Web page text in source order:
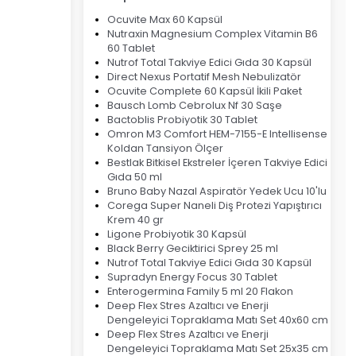
Ocuvite Max 60 Kapsül
Nutraxin Magnesium Complex Vitamin B6
60 Tablet
Nutrof Total Takviye Edici Gıda 30 Kapsül
Direct Nexus Portatif Mesh Nebulizatör
Ocuvite Complete 60 Kapsül İkili Paket
Bausch Lomb Cebrolux Nf 30 Saşe
Bactoblis Probiyotik 30 Tablet
Omron M3 Comfort HEM-7155-E Intellisense
Koldan Tansiyon Ölçer
Bestlak Bitkisel Ekstreler İçeren Takviye Edici
Gıda 50 ml
Bruno Baby Nazal Aspiratör Yedek Ucu 10'lu
Corega Super Naneli Diş Protezi Yapıştırıcı
Krem 40 gr
Ligone Probiyotik 30 Kapsül
Black Berry Geciktirici Sprey 25 ml
Nutrof Total Takviye Edici Gıda 30 Kapsül
Supradyn Energy Focus 30 Tablet
Enterogermina Family 5 ml 20 Flakon
Deep Flex Stres Azaltıcı ve Enerji
Dengeleyici Topraklama Matı Set 40x60 cm
Deep Flex Stres Azaltıcı ve Enerji
Dengeleyici Topraklama Matı Set 25x35 cm